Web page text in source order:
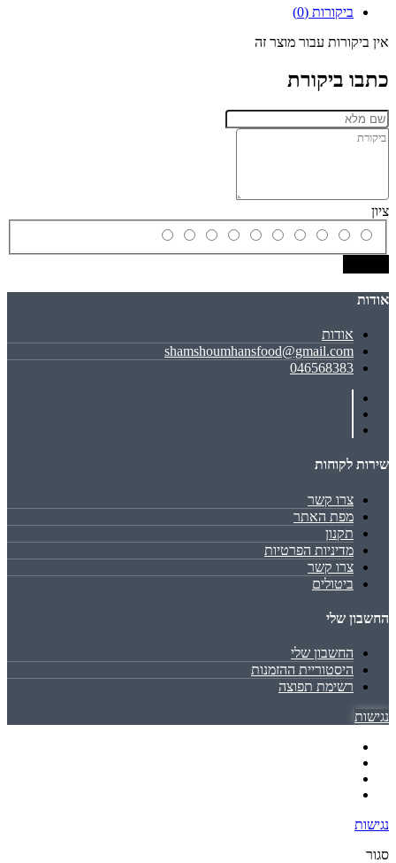
ביקורות (0)
אין ביקורות עבור מוצר זה
כתבו ביקורת
ציון
אודות
אודות
shamshoumhansfood@gmail.com
046568383
שירות לקוחות
צרו קשר
מפת האתר
תקנון
מדיניות הפרטיות
צרו קשר
ביטולים
החשבון שלי
החשבון שלי
היסטוריית ההזמנות
רשימת תפוצה
נגישות
נגישות
סגור